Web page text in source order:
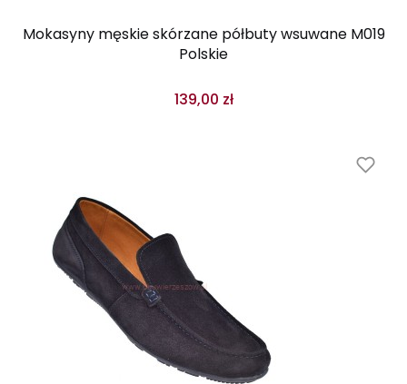
Mokasyny męskie skórzane półbuty wsuwane M019
Polskie
139,00 zł